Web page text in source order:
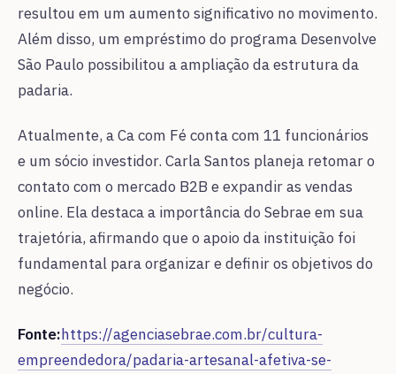
resultou em um aumento significativo no movimento.
Além disso, um empréstimo do programa Desenvolve
São Paulo possibilitou a ampliação da estrutura da
padaria.
Atualmente, a Ca com Fé conta com 11 funcionários
e um sócio investidor. Carla Santos planeja retomar o
contato com o mercado B2B e expandir as vendas
online. Ela destaca a importância do Sebrae em sua
trajetória, afirmando que o apoio da instituição foi
fundamental para organizar e definir os objetivos do
negócio.
Fonte:https://agenciasebrae.com.br/cultura-
empreendedora/padaria-artesanal-afetiva-se-